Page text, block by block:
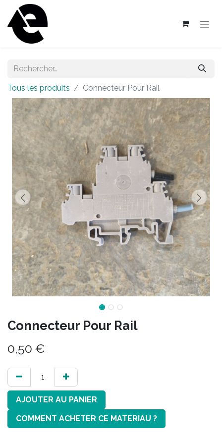
Tous les produits Connecteur Pour Rail
Connecteur Pour Rail
0,50 €
AJOUTER AU PANIER
COMMENT ACHETER CE MATERIAU ?